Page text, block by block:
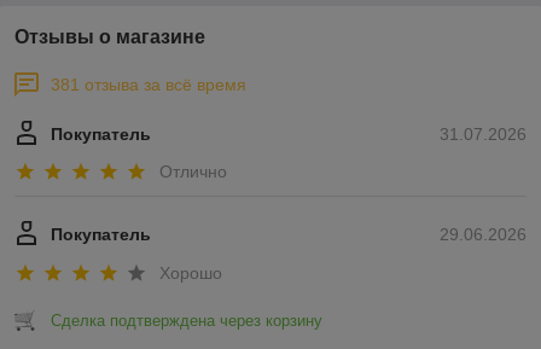
Отзывы о магазине
381 отзыва за всё время
31.07.2026
Покупатель
Отлично
29.06.2026
Покупатель
Хорошо
Сделка подтверждена через корзину